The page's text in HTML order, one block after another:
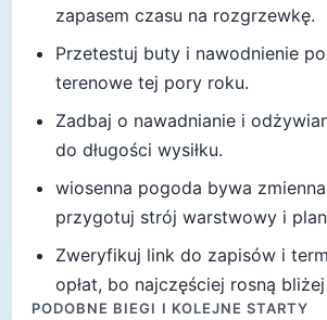
zapasem czasu na rozgrzewkę.
Przetestuj buty i nawodnienie
terenowe tej pory roku.
Zadbaj o nawadnianie i
do długości wysiłku.
wiosenna pogoda bywa
przygotuj strój warstwowy i
Zweryfikuj link do zapisów i
opłat, bo najczęściej rosną
PODOBNE BIEGI I KOLEJNE STARTY